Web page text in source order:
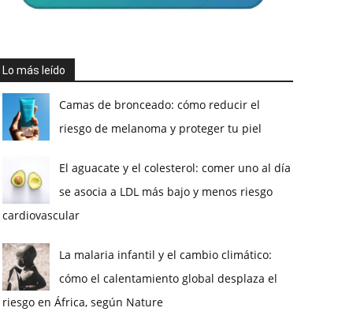
Lo más leído
Camas de bronceado: cómo reducir el
riesgo de melanoma y proteger tu piel
El aguacate y el colesterol: comer uno al día
se asocia a LDL más bajo y menos riesgo
cardiovascular
La malaria infantil y el cambio climático:
cómo el calentamiento global desplaza el
riesgo en África, según Nature